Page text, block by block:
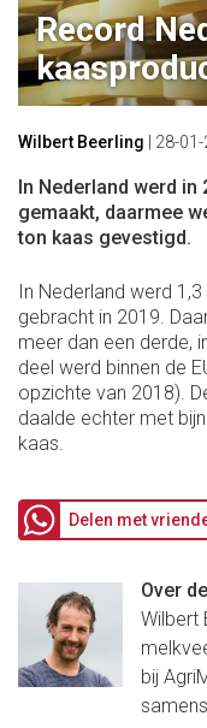
Record
Wilbert Beerling 28-
In Nederland werd
gemaakt, daarmee
ton kaas gevestigd.
In Nederland werd
gebracht in 2019.
meer dan een derde,
deel werd binnen de
opzichte van 2018).
daalde echter met
kaas.
Delen met
Over
Wilbert
bij